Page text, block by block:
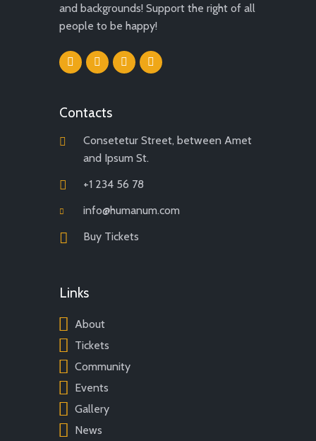
and backgrounds! Support the right of all
people to be happy!
Contacts
Consetetur Street, between Amet
and Ipsum St.
+1 234 56 78
info@humanum.com
Buy Tickets
Links
About
Tickets
Community
Events
Gallery
News